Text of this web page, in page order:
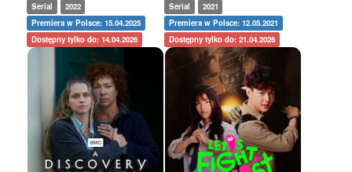
Serial
2022
Premiera w Polsce: 15.04.2025
Dostępny tylko do: 14.04.2026
Serial
2021
Premiera w Polsce: 12.05.2021
Dostępny tylko do: 21.04.2026